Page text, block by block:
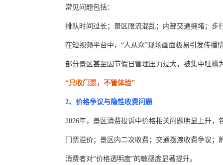
常见问题包括：
排队时间过长；景区限流混乱；内部交通拥堵；步
在短视频平台中，“人从众”现场画面极易引发传播情
部分景区甚至因节假日管理压力过大，被集中吐槽
“只收门票，不管体验”
2、价格争议与隐性收费问题
2026年，景区消费投诉中价格相关问题明显上升，
门票溢价；景区内二次收费；交通摆渡收费争议；
消费者对“价格透明度”的敏感度显著提升。